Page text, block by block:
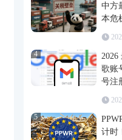
中方
本危
4
2026
歌账
号注
5
计时